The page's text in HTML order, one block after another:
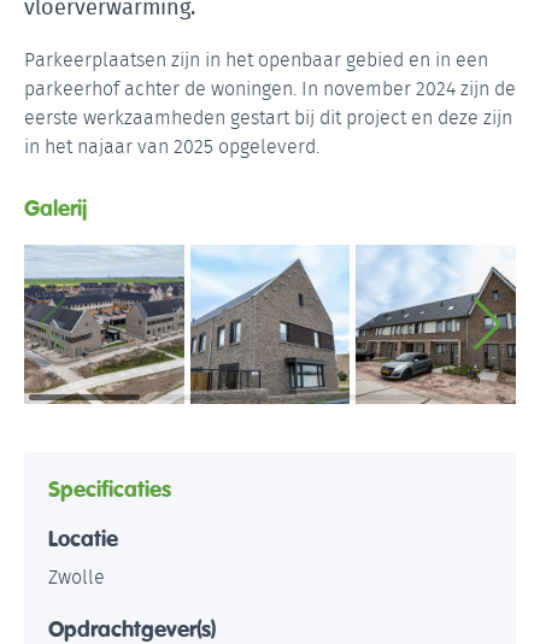
vloerverwarming.
Parkeerplaatsen zijn in het openbaar gebied en in een
parkeerhof achter de woningen. In november 2024 zijn de
eerste werkzaamheden gestart bij dit project en deze zijn
in het najaar van 2025 opgeleverd.
Galerij
Specificaties
Locatie
Zwolle
Opdrachtgever(s)